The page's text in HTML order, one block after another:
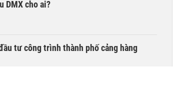
DMX cho ai?
tư công trình thành phố cảng hàng